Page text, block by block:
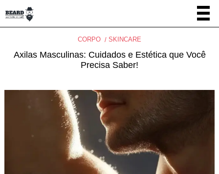
CORPO SKINCARE
Axilas Masculinas: Cuidados e Estética que Você
Precisa Saber!